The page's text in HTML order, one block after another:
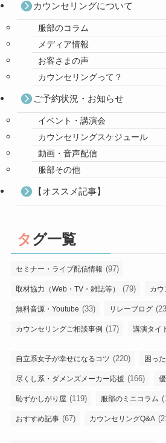
カウンセリングについて
服部のコラム
メディア情報
お客さまの声
カウンセリングって？
ご予約状況・お知らせ
イベント・講演会
カウンセリングスケジュール
動画・音声配信
服部その他
【オススメ記事】
タグ一覧
セミナー・ライブ配信情報 (97)
取材協力（Web・TV・雑誌等） (79) カ
無料音源・Youtube (33) リレーブログ
カウンセリングご相談事例 (17) 講演タイ
自立系女子が幸せになるコツ (220) 困っ
尽くし系・ダメンズメーカー応援 (166)
恥ずかしがり屋 (119) 服部のミニコラム
おすすめ記事 (67) カウンセリングQ&A